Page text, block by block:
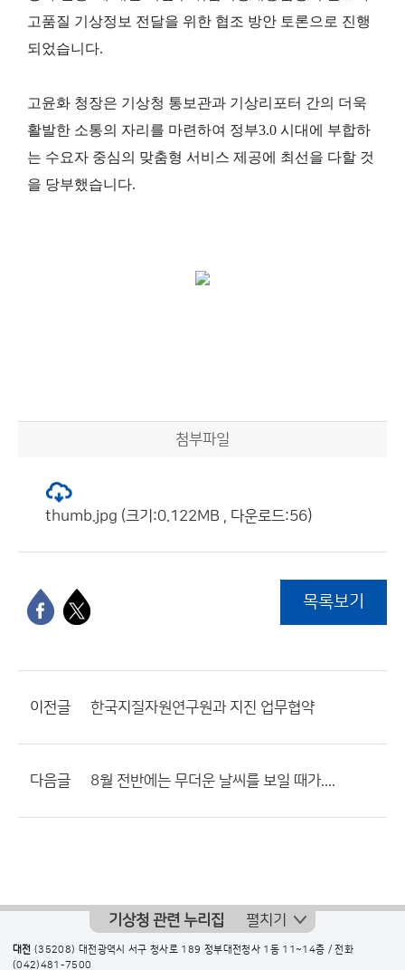
고품질 기상정보 전달을 위한 협조 방안 토론으로 진행
되었습니다.
고윤화 청장은 기상청 통보관과 기상리포터 간의 더욱
활발한 소통의 자리를 마련하여 정부3.0 시대에 부합하
는 수요자 중심의 맞춤형 서비스 제공에 최선을 다할 것
을 당부했습니다.
첨부파일
thumb.jpg (크기:0.122MB , 다운로드:56)
목록보기
이전글 한국지질자원연구원과 지진 업무협약
다음글 8월 전반에는 무더운 날씨를 보일 때가....
기상청 관련 누리집 펼치기
대전 (35208) 대전광역시 서구 청사로 189 정부대전청사 1동 11~14층 / 전화
(042)481-7500